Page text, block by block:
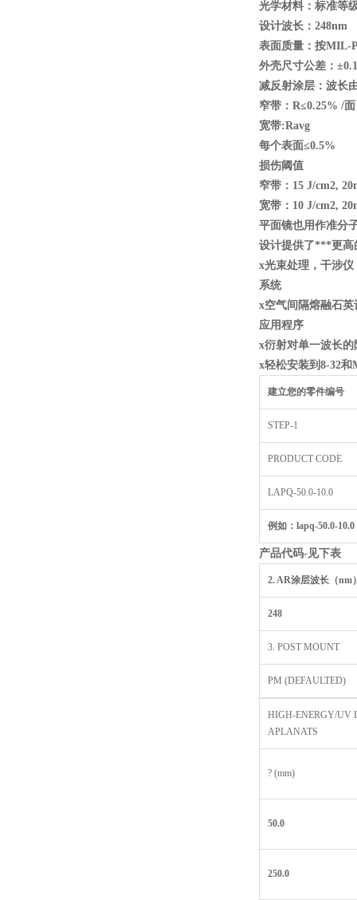
光学材料：标准等
设计波长：248nm
表面质量：按MIL-
外壳尺寸公差：
减反射涂层：波长
窄带：R≤0.25% /面
宽带:Ravg
每个表面≤0.5%
损伤阈值
窄带：15 J/cm2,
宽带：10 J/cm2,
平面镜也用作准分
设计提供了***更高
x光束处理，干涉
系统
x空气间隔熔融石
应用程序
x衍射对单一波长的
x轻松安装到8-32和
建立您的零件编号
STEP-1
PRODUCT CODE
LAPQ-50.0-10.0
例如：lapq-50.0-
产品代码-见下表
2. AR涂层波长（nm
248
3. POST MOUNT
PM (DEFAULTED)
HIGH-ENERGY/UV
APLANATS
? (mm)
50.0
250.0